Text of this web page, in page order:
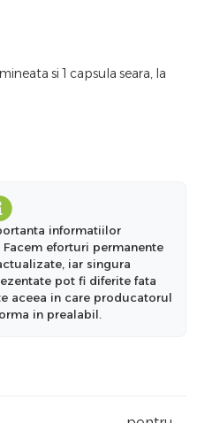
si 1 capsula seara, la
informatiilor
eforturi permanente
iar singura
pot fi diferite fata
aceea in care producatorul
in prealabil.